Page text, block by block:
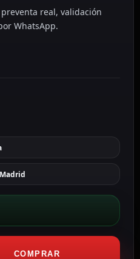
real, validación
WhatsApp.
COMPRAR